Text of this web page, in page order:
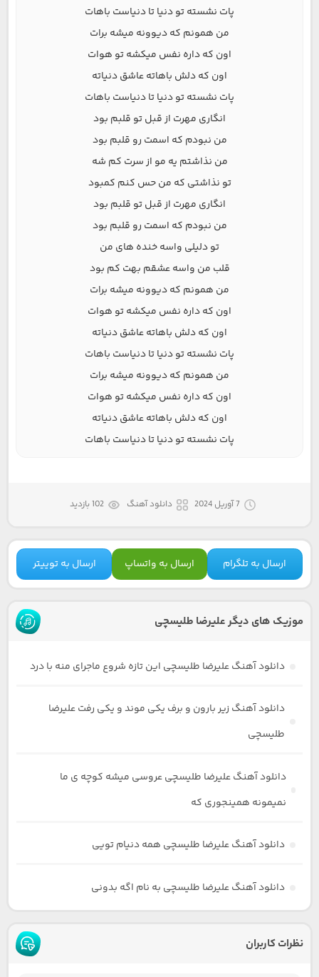
پات نشسته تو دنیا تا دنیاست باهات
من همونم که دیوونه میشه برات
اون که داره نفس میکشه تو هوات
اون که دلش باهاته عاشق دنیاته
پات نشسته تو دنیا تا دنیاست باهات
انگاری مهرت از قبل تو قلبم بود
من نبودم که اسمت رو قلبم بود
من نذاشتم یه مو از سرت کم شه
تو نذاشتی که من حس کنم کمبود
انگاری مهرت از قبل تو قلبم بود
من نبودم که اسمت رو قلبم بود
تو دلیلی واسه خنده های من
قلب من واسه عشقم بهت کم بود
من همونم که دیوونه میشه برات
اون که داره نفس میکشه تو هوات
اون که دلش باهاته عاشق دنیاته
پات نشسته تو دنیا تا دنیاست باهات
من همونم که دیوونه میشه برات
اون که داره نفس میکشه تو هوات
اون که دلش باهاته عاشق دنیاته
پات نشسته تو دنیا تا دنیاست باهات
7 آوریل 2024 دانلود آهنگ 102 بازدید
ارسال به تلگرام ارسال به واتساپ ارسال به توییتر
موزیک های دیگر علیرضا طلیسچی
دانلود آهنگ علیرضا طلیسچی این تازه شروع ماجرای منه با درد
دانلود آهنگ زیر بارون و برف یکی موند و یکی رفت علیرضا
طلیسچی
دانلود آهنگ علیرضا طلیسچی عروسی میشه کوچه ی ما
نمیمونه همینجوری که
دانلود آهنگ علیرضا طلیسچی همه دنیام تویی
دانلود آهنگ علیرضا طلیسچی به نام اگه بدونی
نظرات کاربران